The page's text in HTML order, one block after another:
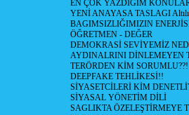
EN ÇOK YAZDIĞIM
YENİ ANAYASA TASLAGI Altılı
BAGIMSIZLIĞIMIZIN
ÖĞRETMEN - DEĞER
DEMOKRASİ SEVİYEMİZ
AYDINALRINI DİNLEMEYEN
TERÖRDEN KİM
DEEPFAKE TEHLİKESİ!!
SİYASETCİLERİ KİM
SİYASAL YÖNETİM DİLİ
SAGLIKTA ÖZELEŞTİRMEYE